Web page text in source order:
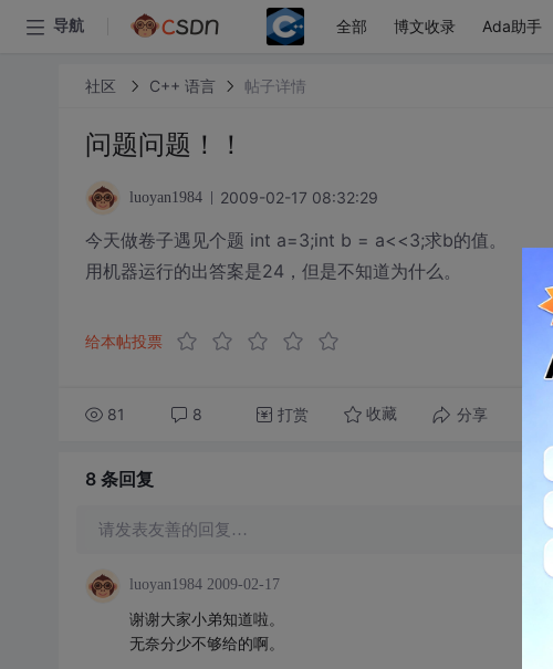
导航 全部 博文收录 Ada助手
社区 C++ 语言 帖子详情
问题问题！！
luoyan1984 2009-02-17 08:32:29
今天做卷子遇见个题 int a=3;int b = a<<3;求b的值。
用机器运行的出答案是24，但是不知道为什么。
给本帖投票
81 8 打赏 收藏 分享
8 条回复
请发表友善的回复…
luoyan1984 2009-02-17
谢谢大家小弟知道啦。
无奈分少不够给的啊。